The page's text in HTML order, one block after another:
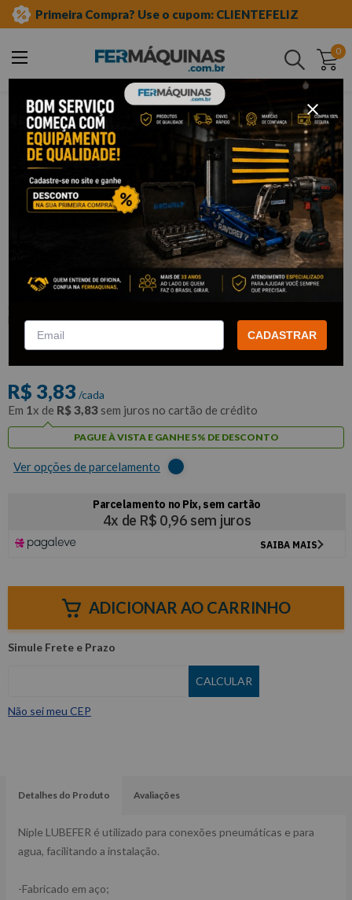
Primeira Compra? Use o cupom: CLIENTEFELIZ
0
Buscar
ferramentas pneumáticas
acessórios pneumáticos
adaptadores de mangueira
Niple 1/4" X 1/4" - LUBEFER
LUBEFER
Por:R$3,64/cada
R$ 3,83 /cada
Em 1x de R$3,83 sem juros no cartão de crédito
PAGUE À VISTA E GANHE 5% DE DESCONTO
Ver opções de parcelamento
ADICIONAR AO CARRINHO
Não sei meu CEP
Detalhes do Produto Avaliações
Niple LUBEFER é utilizado para conexões pneumáticas e para
agua, facilitando a instalação.
-Fabricado em aço;
CADASTRAR